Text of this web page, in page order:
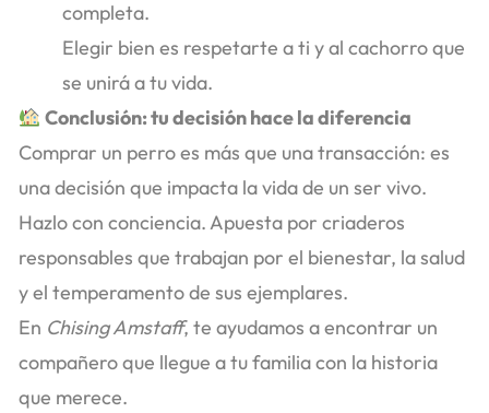
completa.
Elegir bien es respetarte a ti y al cachorro que
se unirá a tu vida.
Conclusión: tu decisión hace la diferencia
Comprar un perro es más que una transacción: es
una decisión que impacta la vida de un ser vivo.
Hazlo con conciencia. Apuesta por criaderos
responsables que trabajan por el bienestar, la salud
y el temperamento de sus ejemplares.
En Chising Amstaff, te ayudamos a encontrar un
compañero que llegue a tu familia con la historia
que merece.